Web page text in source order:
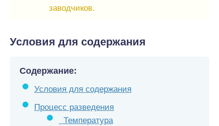
заводчиков.
Условия для содержания
Содержание:
Условия для содержания
Процесс разведения
Температура